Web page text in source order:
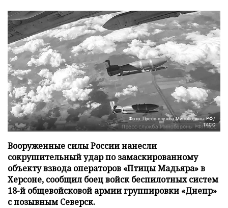
Фото: Пресс-служба Минобороны РФ/
ТАСС
Вооруженные силы России нанесли
сокрушительный удар по замаскированному
объекту взвода операторов «Птицы Мадьяра» в
Херсоне, сообщил боец войск беспилотных систем
18-й общевойсковой армии группировки «Днепр»
с позывным Северск.